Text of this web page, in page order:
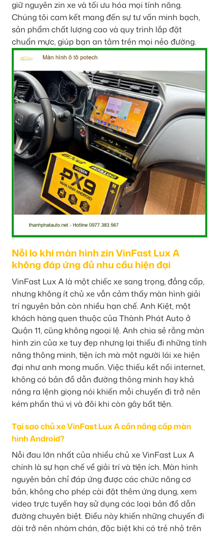
giữ nguyên zin xe và tối ưu hóa mọi tính năng.
Chúng tôi cam kết mang đến sự tư vấn minh bạch,
sản phẩm chất lượng cao và quy trình lắp đặt
chuẩn mực, giúp bạn an tâm trên mọi nẻo đường.
Nỗi lo khi màn hình zin VinFast Lux A
không đáp ứng đủ nhu cầu hiện đại
VinFast Lux A là một chiếc xe sang trọng, đẳng cấp,
nhưng không ít chủ xe vẫn cảm thấy màn hình giải
trí nguyên bản còn nhiều hạn chế. Anh Kiệt, một
khách hàng quen thuộc của Thành Phát Auto ở
Quận 11, cũng không ngoại lệ. Anh chia sẻ rằng màn
hình zin của xe tuy đẹp nhưng lại thiếu đi những tính
năng thông minh, tiện ích mà một người lái xe hiện
đại như anh mong muốn. Việc thiếu kết nối internet,
không có bản đồ dẫn đường thông minh hay khả
năng ra lệnh giọng nói khiến mỗi chuyến đi trở nên
kém phần thú vị và đôi khi còn gây bất tiện.
Tại sao chủ xe VinFast Lux A cần nâng cấp màn
hình Android?
Nỗi đau lớn nhất của nhiều chủ xe VinFast Lux A
chính là sự hạn chế về giải trí và tiện ích. Màn hình
nguyên bản chỉ đáp ứng được các chức năng cơ
bản, không cho phép cài đặt thêm ứng dụng, xem
video trực tuyến hay sử dụng các loại bản đồ dẫn
đường chuyên biệt. Điều này khiến những chuyến đi
dài trở nên nhàm chán, đặc biệt khi có trẻ nhỏ trên